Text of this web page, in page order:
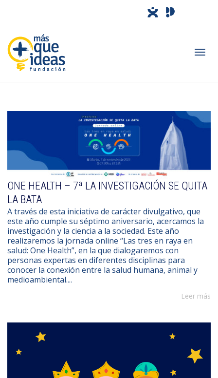
ONE HEALTH – 7ª LA INVESTIGACIÓN SE QUITA
LA BATA
A través de esta iniciativa de carácter divulgativo, que
este año cumple su séptimo aniversario, acercamos la
investigación y la ciencia a la sociedad. Este año
realizaremos la jornada online “Las tres en raya en
salud: One Health”, en la que dialogaremos con
personas expertas en diferentes disciplinas para
conocer la conexión entre la salud humana, animal y
medioambiental....
Leer más